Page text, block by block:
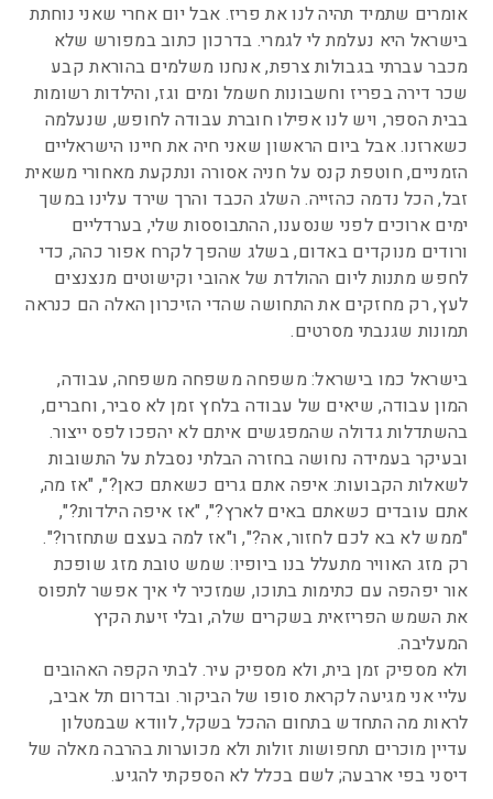
אומרים שתמיד תהיה לנו את פריז. אבל יום אחרי שאני נוחתת
בישראל היא נעלמת לי לגמרי. בדרכון כתוב במפורש שלא
מכבר עברתי בגבולות צרפת, אנחנו משלמים בהוראת קבע
שכר דירה בפריז וחשבונות חשמל ומים וגז, והילדות רשומות
בבית הספר, ויש לנו אפילו חוברת עבודה לחופש, שנעלמה
כשארזנו. אבל ביום הראשון שאני חיה את חיינו הישראליים
הזמניים, חוטפת קנס על חניה אסורה ונתקעת מאחורי משאית
זבל, הכל נדמה כהזייה. השלג הכבד והרך שירד עלינו במשך
ימים ארוכים לפני שנסענו, ההתבוססות שלי, בערדליים
ורודים מנוקדים באדום, בשלג שהפך לקרח אפור כהה, כדי
לחפש מתנות ליום ההולדת של אהובי וקישוטים מנצנצים
לעץ, רק מחזקים את התחושה שהדי הזיכרון האלה הם כנראה
תמונות שגנבתי מסרטים.
בישראל כמו בישראל: משפחה משפחה משפחה, עבודה,
המון עבודה, שיאים של עבודה בלחץ זמן לא סביר, וחברים,
בהשתדלות גדולה שהמפגשים איתם לא יהפכו לפס ייצור.
ובעיקר בעמידה נחושה בחזרה הבלתי נסבלת על התשובות
לשאלות הקבועות: איפה אתם גרים כשאתם כאן?", "אז מה,
אתם עובדים כשאתם באים לארץ?", "אז איפה הילדות?",
"ממש לא בא לכם לחזור, אה?", ו"אז למה בעצם שתחזרו?".
רק מזג האוויר מתעלל בנו ביופיו: שמש טובת מזג שופכת
אור יפהפה עם כתימות בתוכו, שמזכיר לי איך אפשר לתפוס
את השמש הפריזאית בשקרים שלה, ובלי זיעת הקיץ
המעליבה.
ולא מספיק זמן בית, ולא מספיק עיר. לבתי הקפה האהובים
עליי אני מגיעה לקראת סופו של הביקור. ובדרום תל אביב,
לראות מה התחדש בתחום ההכל בשקל, לוודא שבמטלון
עדיין מוכרים תחפושות זולות ולא מכוערות בהרבה מאלה של
דיסני בפי ארבעה; לשם בכלל לא הספקתי להגיע.